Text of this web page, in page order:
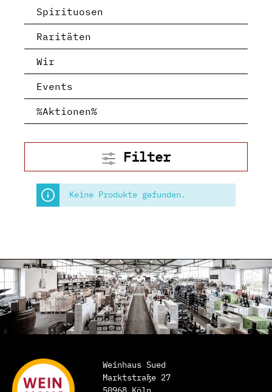
Spirituosen
Raritäten
Wir
Events
%Aktionen%
Filter
Keine Produkte gefunden.
Weinhaus Sued
Marktstraße 27